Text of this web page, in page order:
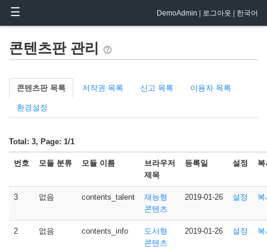
메뉴 건너뛰기
DemoAdmin 로그아웃 한국어
콘텐츠판 관리
콘텐츠판 목록 저작권 목록 신고 목록 이용자 목록
환경설정
Total: 3, Page: 1/1
번호 모듈 분류 모듈 이름
브라우저
제목
등록일 설정 복
3 없음 contents_talent
재능형
콘텐츠
2019-01-26 설정 복
2 없음 contents_info
도서형
콘텐츠
2019-01-26 설정 복